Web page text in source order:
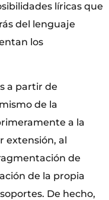
líricas que
del lenguaje
los
a partir de
de la
a la
extensión, al
de
de la propia
De hecho,